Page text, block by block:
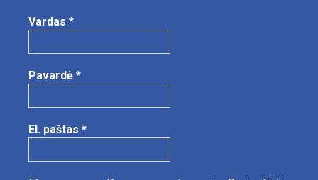
Vardas *
Pavardė *
El. paštas *